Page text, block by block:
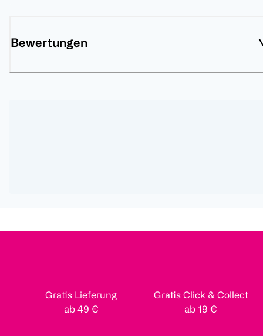
Bewertungen
Gratis Lieferung
ab 49 €
Gratis Click & Collect
ab 19 €